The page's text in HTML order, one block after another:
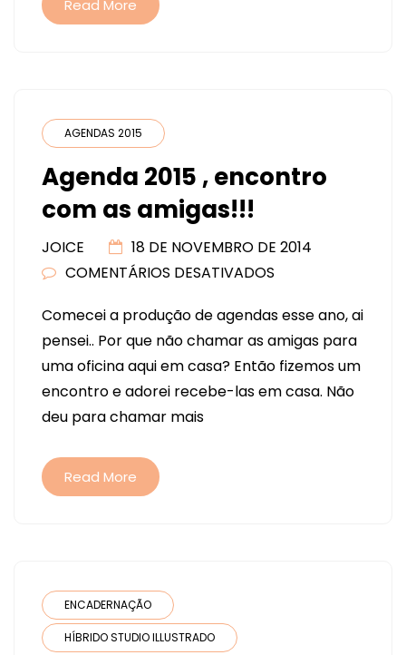
Read More
AGENDAS 2015
Agenda 2015 , encontro
com as amigas!!!
JOICE
18 DE NOVEMBRO DE 2014
COMENTÁRIOS DESATIVADOS
2015
,
ENCONTRO
COM
Comecei a produção de agendas esse ano, ai
pensei.. Por que não chamar as amigas para
uma oficina aqui em casa? Então fizemos um
encontro e adorei recebe-las em casa. Não
deu para chamar mais
Read More
ENCADERNAÇÃO
HÍBRIDO STUDIO ILLUSTRADO